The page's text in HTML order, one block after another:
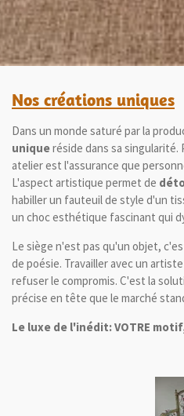
Nos créations uniques
Dans un monde saturé par la
uniqueréside dans sa
atelier est l'assurance que
L'aspect artistique permet de
habiller un fauteuil de style d'un
un choc esthétique fascinant qui
Le siège n'est pas qu'un objet,
de poésie. Travailler avec un
refuser le compromis. C'est la
précise en tête que le marché
Le luxe de l'inédit: VOTRE